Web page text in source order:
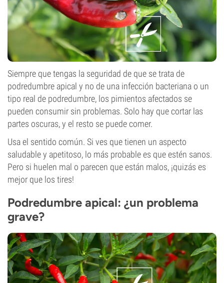
Siempre que tengas la seguridad de que se trata de
podredumbre apical y no de una infección bacteriana o un
tipo real de podredumbre, los pimientos afectados se
pueden consumir sin problemas. Solo hay que cortar las
partes oscuras, y el resto se puede comer.
Usa el sentido común. Si ves que tienen un aspecto
saludable y apetitoso, lo más probable es que estén sanos.
Pero si huelen mal o parecen que están malos, ¡quizás es
mejor que los tires!
Podredumbre apical: ¿un problema
grave?